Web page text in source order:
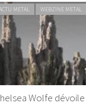
METAL WEBZINE METAL
Wolfe dévoile